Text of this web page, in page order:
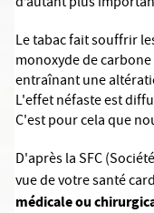
Le tabac fait souffrir
monoxyde de
entraînant une
L'effet néfaste est
C'est pour cela que
D'après la SFC
vue de votre santé
médicale ou